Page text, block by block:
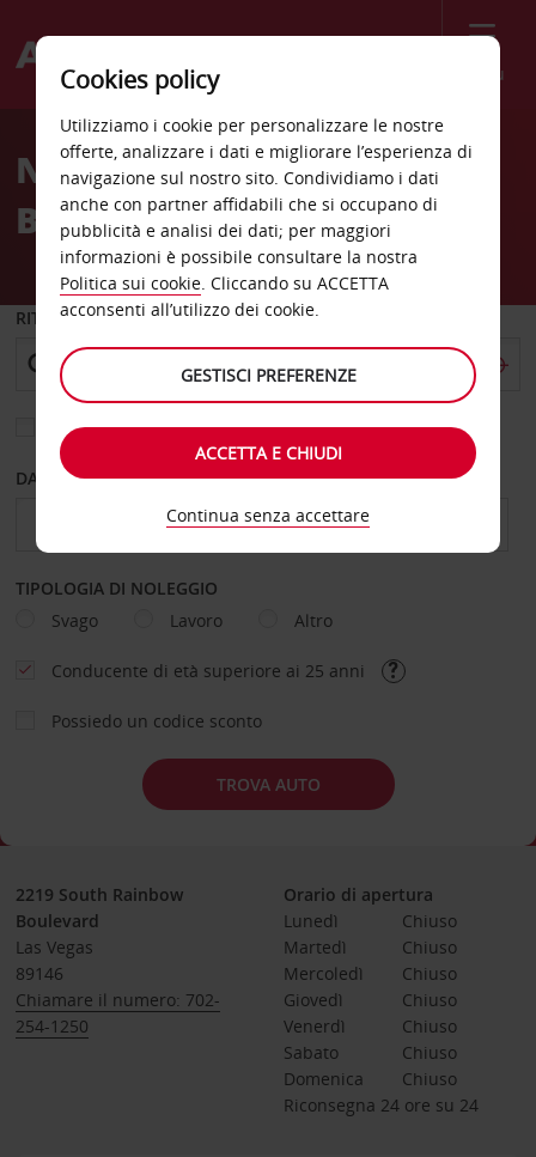
Menù
Welcome
AvisNoleggio auto Rainbow
Blvd Las Vegas NV
RITIRO DA
Scegli una località di riconsegna diversa
DAL GIORNO AL GIORNO
TIPOLOGIA DI NOLEGGIO
Svago
Lavoro Altro
Conducente di età superiore ai 25 anni
Possiedo un codice sconto
TROVA AUTO
2219 South Rainbow
Boulevard
Las Vegas
89146
Chiamare il numero: 702-
254-1250
Orario di apertura
Lunedì
Chiuso
Martedì
Chiuso
Mercoledì
Chiuso
Giovedì
Chiuso
Venerdì
Chiuso
Sabato
Chiuso
Domenica
Chiuso
Riconsegna 24 ore su 24
Cookies policy
Utilizziamo i cookie per personalizzare le nostre
offerte, analizzare i dati e migliorare l’esperienza di
navigazione sul nostro sito. Condividiamo i dati
anche con partner affidabili che si occupano di
pubblicità e analisi dei dati; per maggiori
informazioni è possibile consultare la nostra
Politica sui cookie. Cliccando su ACCETTA
acconsenti all’utilizzo dei cookie.
GESTISCI PREFERENZE
ACCETTA E CHIUDI
Continua senza accettare